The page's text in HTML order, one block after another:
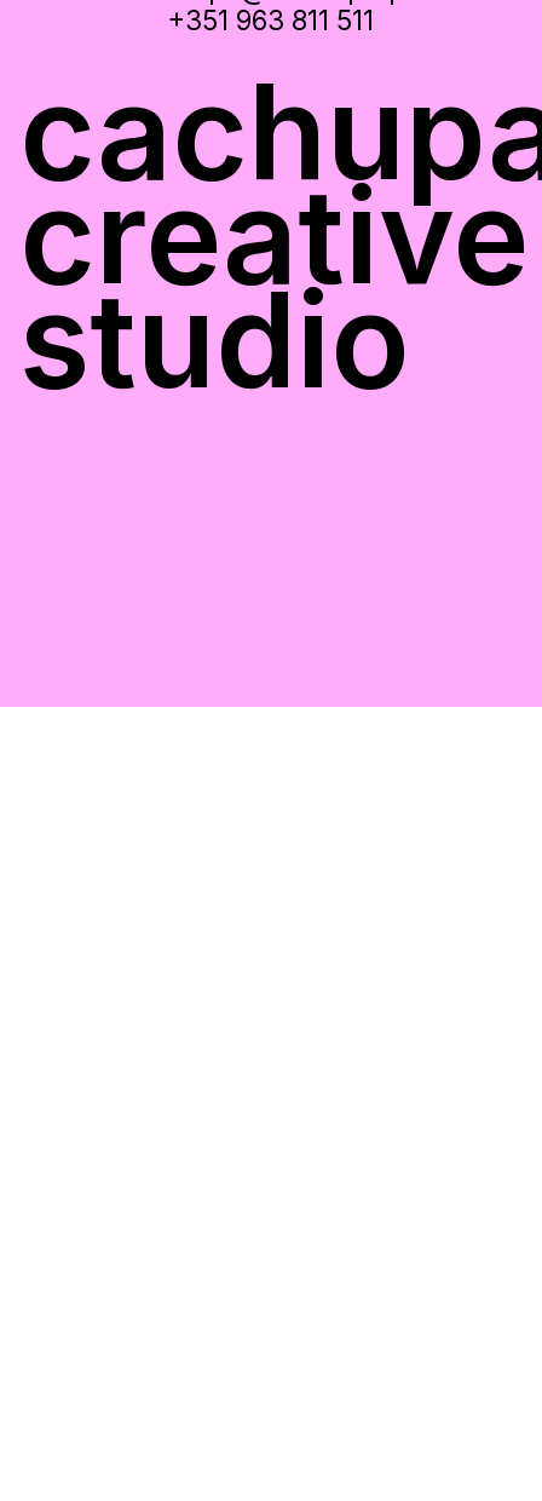
+351 963 811 511
creative
studio